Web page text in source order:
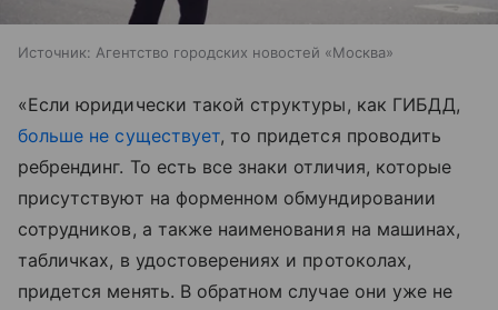
Источник: Агентство городских новостей «Москва»
«Если юридически такой структуры, как ГИБДД,
больше не существует, то придется проводить
ребрендинг. То есть все знаки отличия, которые
присутствуют на форменном обмундировании
сотрудников, а также наименования на машинах,
табличках, в удостоверениях и протоколах,
придется менять. В обратном случае они уже не